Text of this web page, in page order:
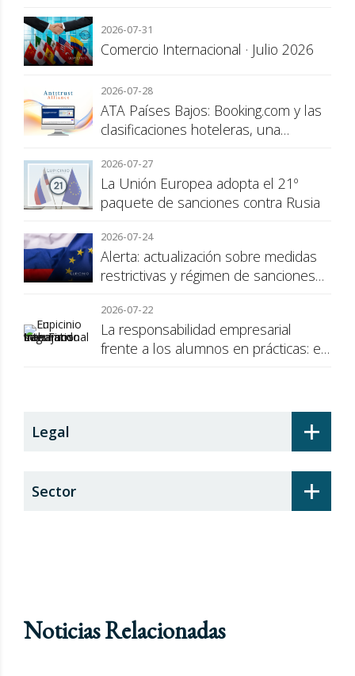
2026-07-31
Comercio Internacional · Julio 2026
2026-07-28
ATA Países Bajos: Booking.com y las
clasificaciones hoteleras, una
consumidor
2026-07-27
La Unión Europea adopta el 21º
paquete de sanciones contra Rusia
2026-07-24
Alerta: actualización sobre medidas
restrictivas y régimen de sanciones
2026-07-22
La responsabilidad empresarial
frente a los alumnos en prácticas: el
+
Legal
+
Sector
Noticias Relacionadas